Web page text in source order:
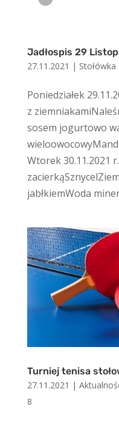
Jadłospis 29
27.11.2021 | Stołówka
Poniedziałek
z
sosem jogurtowo
Wtorek 30.11.2021
jabłkiemWoda
Turniej tenisa
27.11.2021 |
8